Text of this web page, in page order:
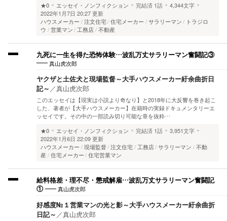
★0
エッセイ・ノンフィクション 完結済 1話
4,344文字
2022年1月7日 20:27 更新
ハウスメーカー
注文住宅 住宅メーカー サラリーマン
トラジロ
ウ
営業マン 工務店 不動産
九死に一生を得た恐怖体験…波乱万丈サラリーマン奮闘記③
真山虎次郎
ヤクザと土佐犬と現場監督～大手ハウスメーカー紆余曲折日
記～ ／真山虎次郎
このエッセイは【現実は小説より奇なり】と2018年に大反響を巻き起こ
した、著者が【大手ハウスメーカー】在籍時の実録ドキュメンタリーエ
ッセイです。その中の一部読み切り可能な章を抜粋…
★0
エッセイ・ノンフィクション 完結済 1話
3,951文字
2022年1月6日 22:09 更新
ハウスメーカー
現場監督 注文住宅 工務店 サラリーマン
不動
産
住宅メーカー 住宅営業マン
給料格差・理不尽・懲戒解雇…波乱万丈サラリーマン奮闘記
①
真山虎次郎
好感度№１営業マンの光と影～大手ハウスメーカー紆余曲折
日記～ ／真山虎次郎